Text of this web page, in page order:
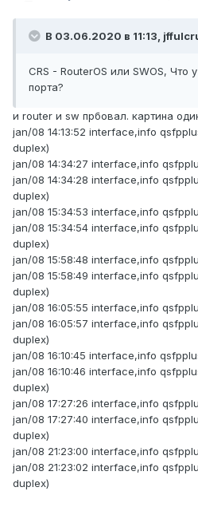
В 03.06.2020 в 11:13,
CRS - RouterOS или SWOS, Что
порта?
и router и sw прбовал. картина
jan/08 14:13:52 interface,info
duplex)
jan/08 14:34:27 interface,info
jan/08 14:34:28 interface,info
duplex)
jan/08 15:34:53 interface,info
jan/08 15:34:54 interface,info
duplex)
jan/08 15:58:48 interface,info
jan/08 15:58:49 interface,info
duplex)
jan/08 16:05:55 interface,info
jan/08 16:05:57 interface,info
duplex)
jan/08 16:10:45 interface,info
jan/08 16:10:46 interface,info
duplex)
jan/08 17:27:26 interface,info
jan/08 17:27:40 interface,info
duplex)
jan/08 21:23:00 interface,info
jan/08 21:23:02 interface,info
duplex)